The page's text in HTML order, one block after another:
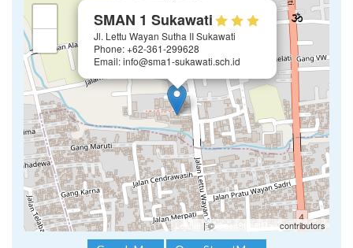
SMAN 1 Sukawati
Jl. Lettu Wayan Sutha II Sukawati
Phone: +62-361-299628
Email: info@sma1-sukawati.sch.id
Leaflet | ©OpenStreetMap contributors